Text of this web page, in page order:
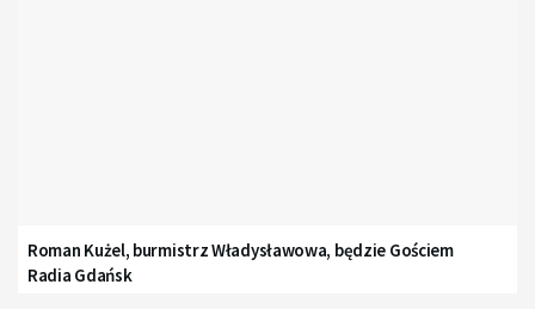
Roman Kużel, burmistrz Władysławowa, będzie Gościem
Radia Gdańsk